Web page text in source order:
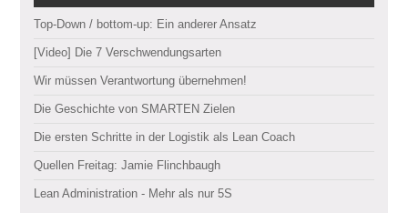
Top-Down / bottom-up: Ein anderer Ansatz
[Video] Die 7 Verschwendungsarten
Wir müssen Verantwortung übernehmen!
Die Geschichte von SMARTEN Zielen
Die ersten Schritte in der Logistik als Lean Coach
Quellen Freitag: Jamie Flinchbaugh
Lean Administration - Mehr als nur 5S